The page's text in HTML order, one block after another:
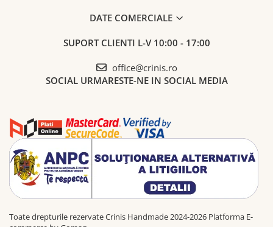
DATE COMERCIALE
SUPORT CLIENTI L-V 10:00 - 17:00
office@crinis.ro
SOCIAL URMARESTE-NE IN SOCIAL MEDIA
Toate drepturile rezervate Crinis Handmade 2024-2026 Platforma E-